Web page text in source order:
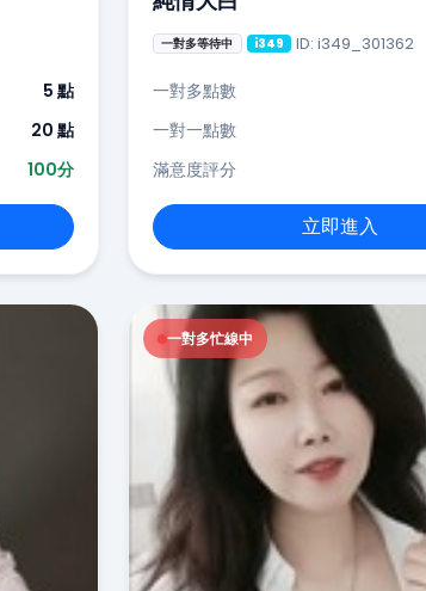
5 點
20 點
100分
一對多等待中 i349 ID: i349_301362
一對多點數
一對一點數
滿意度評分
立即進入
一對多忙線中